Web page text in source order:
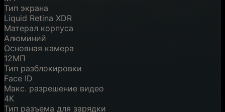
Тип экрана
Liquid Retina XDR
Матерал корпуса
Алюминий
Основная камера
12МП
Тип разблокировки
Face ID
Макс. разрешение видео
4К
Тип разъема для зарядки